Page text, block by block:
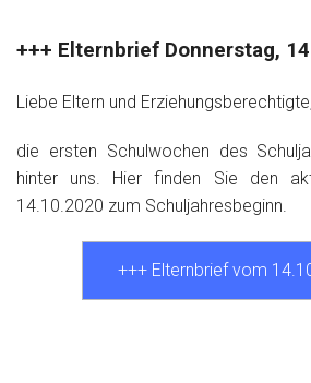
+++ Elternbrief Donnerstag,
Liebe Eltern und Erziehungsberechtigte,
die ersten Schulwochen des
hinter uns. Hier finden Sie den
14.10.2020 zum Schuljahresbeginn.
+++ Elternbrief vom